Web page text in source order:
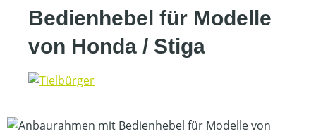
Bedienhebel für Modelle
von Honda / Stiga
Bildergalerie überspringen